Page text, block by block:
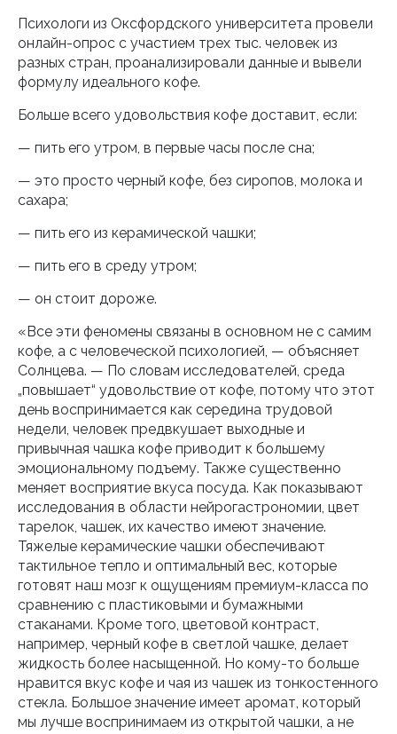
Психологи из Оксфордского университета провели
онлайн-опрос с участием трех тыс. человек из
разных стран, проанализировали данные и вывели
формулу идеального кофе.
Больше всего удовольствия кофе доставит, если:
— пить его утром, в первые часы после сна;
— это просто черный кофе, без сиропов, молока и
сахара;
— пить его из керамической чашки;
— пить его в среду утром;
— он стоит дороже.
«Все эти феномены связаны в основном не с самим
кофе, а с человеческой психологией, — объясняет
Солнцева. — По словам исследователей, среда
„повышает“ удовольствие от кофе, потому что этот
день воспринимается как середина трудовой
недели, человек предвкушает выходные и
привычная чашка кофе приводит к большему
эмоциональному подъему. Также существенно
меняет восприятие вкуса посуда. Как показывают
исследования в области нейрогастрономии, цвет
тарелок, чашек, их качество имеют значение.
Тяжелые керамические чашки обеспечивают
тактильное тепло и оптимальный вес, которые
готовят наш мозг к ощущениям премиум-класса по
сравнению с пластиковыми и бумажными
стаканами. Кроме того, цветовой контраст,
например, черный кофе в светлой чашке, делает
жидкость более насыщенной. Но кому-то больше
нравится вкус кофе и чая из чашек из тонкостенного
стекла. Большое значение имеет аромат, который
мы лучше воспринимаем из открытой чашки, а не